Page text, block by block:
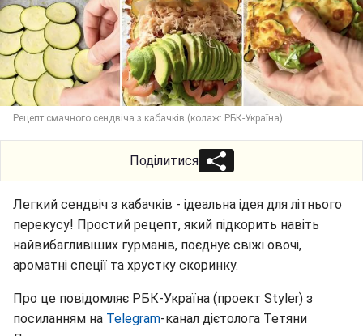
Рецепт смачного сендвіча з кабачків (колаж: РБК-Україна)
Поділитися
Легкий сендвіч з кабачків - ідеальна ідея для літнього
перекусу! Простий рецепт, який підкорить навіть
найвибагливіших гурманів, поєднує свіжі овочі,
ароматні спеції та хрустку скоринку.
Про це повідомляє РБК-Україна (проект Styler) з
посиланням на Telegram-канал дієтолога Тетяни